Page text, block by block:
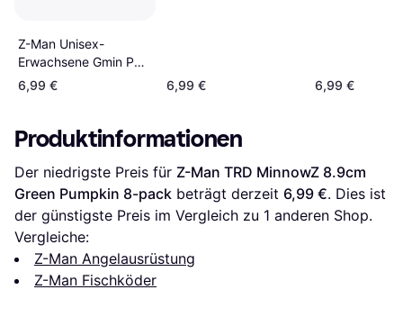
Z-Man Unisex-
Erwachsene Gmin Pk
6 Elaztech Minnowz
Swimbait 3, 7,6 cm, 6
6,99 € 6,99 € 6,99 €
Produktinformationen
Der niedrigste Preis für Z-Man TRD MinnowZ 8.9cm
Green Pumpkin 8-pack beträgt derzeit 6,99 €. Dies ist
der günstigste Preis im Vergleich zu 1 anderen Shop.
Vergleiche:
Z-Man Angelausrüstung
Z-Man Fischköder